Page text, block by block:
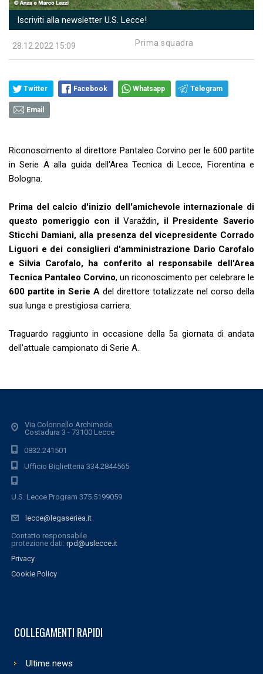
Iscriviti alla newsletter U.S. Lecce!
28.12.2022 15:09 Prima squadra
Twitter Facebook Whatsapp Telegram
Email
Riconoscimento al direttore Pantaleo Corvino per le 600 partite
in Serie A alla guida dell'Area Tecnica di Lecce, Fiorentina e
Bologna.
Prima del calcio d'inizio dell'amichevole internazionale di
questo pomeriggio con ilVaraždin, il Presidente Saverio
Sticchi Damiani, alla presenza del vicepresidente Corrado
Liguori e dei consiglieri d'amministrazione Dario Carofalo
e Silvia Carofalo, ha conferito al responsabile dell'Area
Tecnica Pantaleo Corvino, un riconoscimento per celebrare le
600 partite in Serie A del direttore totalizzate nel corso della
sua lunga e prestigiosa carriera.
Traguardo raggiunto in occasione della 5a giornata di andata
dell'attuale campionato di Serie A.
Via Colonnello Archimede
Costadura 3 - 73100 Lecce
0832.241501
Ufficio Biglietteria 334.2844565
U.S. Lecce Program 375.5199059
lecce@legaseriea.it
Contatto responsabile
protezione dati: rpd@uslecce.it
Privacy
Cookie Policy
COLLEGAMENTI RAPIDI
Ultime news